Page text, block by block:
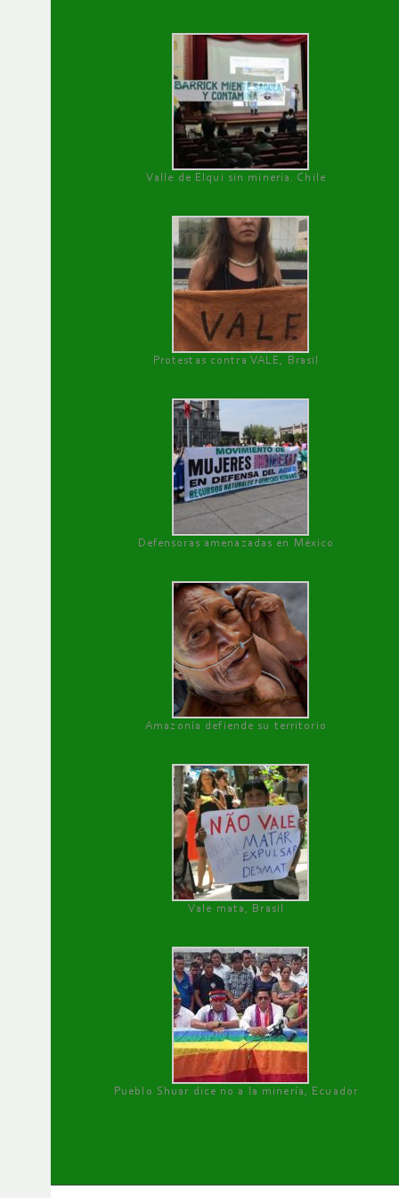
Valle de Elqui sin minería. Chile
Protestas contra VALE, Brasil
Defensoras amenazadas en México
Amazonía defiende su territorio
Vale mata, Brasil
Pueblo Shuar dice no a la minería, Ecuador